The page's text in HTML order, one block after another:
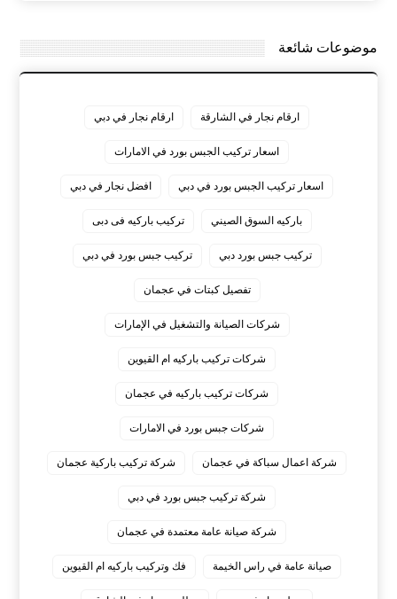
موضوعات شائعة
ارقام نجار في الشارقة ارقام نجار في دبي
اسعار تركيب الجبس بورد في الامارات
اسعار تركيب الجبس بورد في دبي افضل نجار في دبي
باركيه السوق الصيني تركيب باركيه فى دبى
تركيب جبس بورد دبي تركيب جبس بورد في دبي
تفصيل كبتات في عجمان
شركات الصيانة والتشغيل في الإمارات
شركات تركيب باركيه ام القيوين
شركات تركيب باركيه في عجمان
شركات جبس بورد في الامارات
شركة اعمال سباكة في عجمان شركة تركيب باركية عجمان
شركة تركيب جبس بورد في دبي
شركة صيانة عامة معتمدة في عجمان
صيانة عامة في راس الخيمة فك وتركيب باركيه ام القيوين